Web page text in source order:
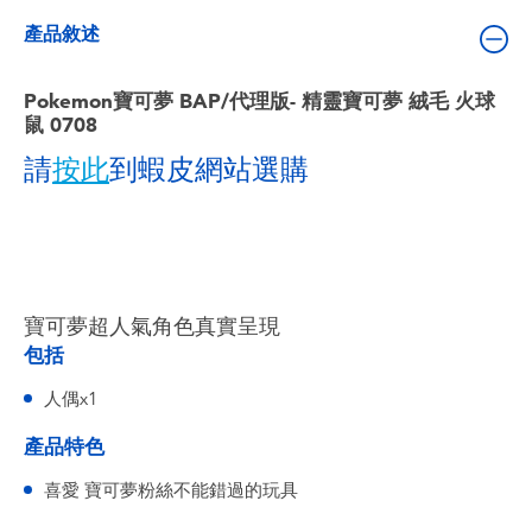
產品敘述
Pokemon寶可夢 BAP/代理版- 精靈寶可夢 絨毛 火球
鼠 0708
請按此到蝦皮網站選購
寶可夢超人氣角色真實呈現
包括
人偶x1
產品特色
喜愛 寶可夢粉絲不能錯過的玩具